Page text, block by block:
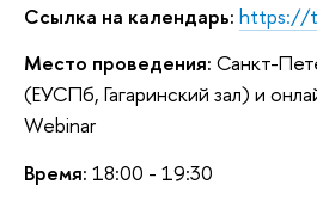
Ссылка на календарь: https://
Место проведения: Санкт-
(ЕУСПб, Гагаринский зал) и
Webinar
Время: 18:00 - 19:30